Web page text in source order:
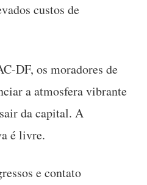
custos de
DF, os moradores de
a atmosfera vibrante
da capital. A
é livre.
e contato